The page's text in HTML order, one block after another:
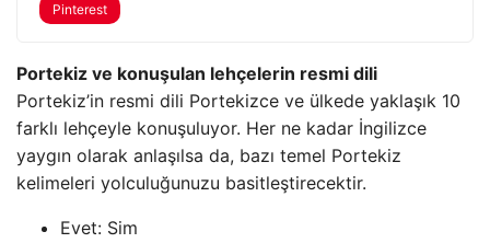
Pinterest
Portekiz ve konuşulan lehçelerin resmi dili
Portekiz’in resmi dili Portekizce ve ülkede yaklaşık 10
farklı lehçeyle konuşuluyor. Her ne kadar İngilizce
yaygın olarak anlaşılsa da, bazı temel Portekiz
kelimeleri yolculuğunuzu basitleştirecektir.
Evet: Sim